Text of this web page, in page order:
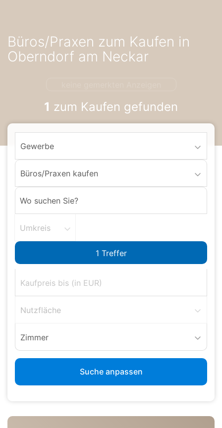
zur
Navigation
zum
Büros/Praxen zum Kaufen in
Oberndorf am Neckar
1 zum Kaufen gefunden
Gewerbe
Büros/Praxen kaufen
Umkreis
Nutzfläche
Zimmer
Suche anpassen